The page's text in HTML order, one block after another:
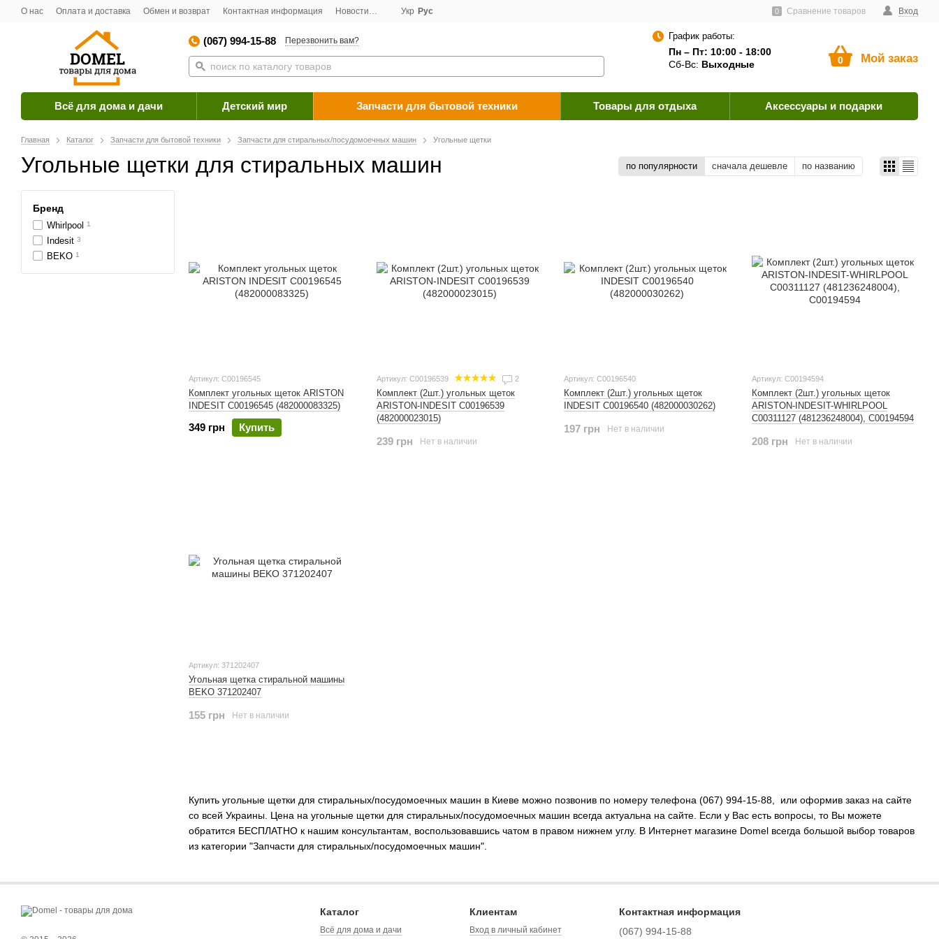
О нас Оплата и доставка Обмен и возврат Контактная информация Новости Договор публичной оферты Пользовательское соглашение Как оплатить? Вход
0 Сравнение товаров
Укр Рус
(067) 994-15-88 Перезвонить вам? График работы:
Пн – Пт: 10:00 - 18:00
Сб-Вс: Выходные 0 Мой заказ
Всё для дома и дачи Детский мир Запчасти для бытовой техники Товары для отдыха Аксессуары и подарки
Главная Каталог Запчасти для бытовой техники Запчасти для стиральных/посудомоечных машин Угольные щетки
Угольные щетки для стиральных машин
Купить угольные щетки для стиральных/посудомоечных машин в Киеве можно позвонив по номеру телефона (067) 994-15-88, или оформив заказ на сайте
со всей Украины. Цена на угольные щетки для стиральных/посудомоечных машин всегда актуальна на сайте. Если у Вас есть вопросы, то Вы можете
обратится БЕСПЛАТНО к нашим консультантам, воспользовавшись чатом в правом нижнем углу. В Интернет магазине Domel всегда большой выбор товаров
из категории "Запчасти для стиральных/посудомоечных машин".
по популярности сначала дешевле по названию
Артикул: C00196545
Комплект угольных щеток ARISTON
INDESIT C00196545 (482000083325)
349 грн Купить
Артикул: C00196539 2
Комплект (2шт.) угольных щеток
ARISTON-INDESIT C00196539
(482000023015)
239 грн Нет в наличии
Артикул: C00196540
Комплект (2шт.) угольных щеток
INDESIT C00196540 (482000030262)
197 грн Нет в наличии
Артикул: C00194594
Комплект (2шт.) угольных щеток
ARISTON-INDESIT-WHIRLPOOL
C00311127 (481236248004), C00194594
208 грн Нет в наличии
Артикул: 371202407
Угольная щетка стиральной машины
BEKO 371202407
155 грн Нет в наличии
Бренд
Whirlpool 1
Indesit 3
BEKO 1
Каталог
Всё для дома и дачи
Клиентам
Вход в личный кабинет
Контактная информация
(067) 994-15-88